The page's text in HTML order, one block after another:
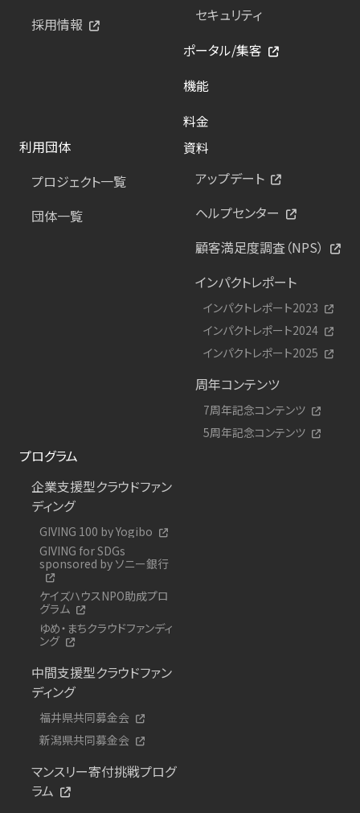
採用情報
セキュリティ
ポータル/集客
機能
料金
利用団体
プロジェクト一覧
団体一覧
資料
アップデート
ヘルプセンター
顧客満足度調査（NPS）
インパクトレポート
インパクトレポート2023
インパクトレポート2024
インパクトレポート2025
周年コンテンツ
7周年記念コンテンツ
5周年記念コンテンツ
プログラム
企業支援型クラウドファン
ディング
GIVING 100 by Yogibo
GIVING for SDGs
sponsored by ソニー銀行
ケイズハウスNPO助成プロ
グラム
ゆめ・まちクラウドファンディ
ング
中間支援型クラウドファン
ディング
福井県共同募金会
新潟県共同募金会
マンスリー寄付挑戦プログ
ラム